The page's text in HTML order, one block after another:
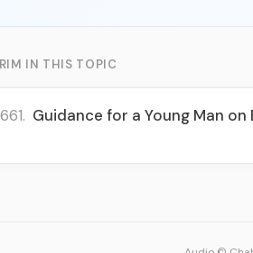
IN THIS TOPIC
Guidance for a Young Man